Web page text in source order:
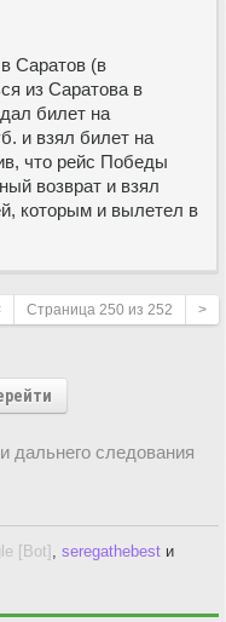
Саратов (в
из Саратова в
билет на
и взял билет на
что рейс Победы
возврат и взял
которым и вылетел в
Страница 250 из 252 >
дальнего следования
[Bot] , seregathebest и